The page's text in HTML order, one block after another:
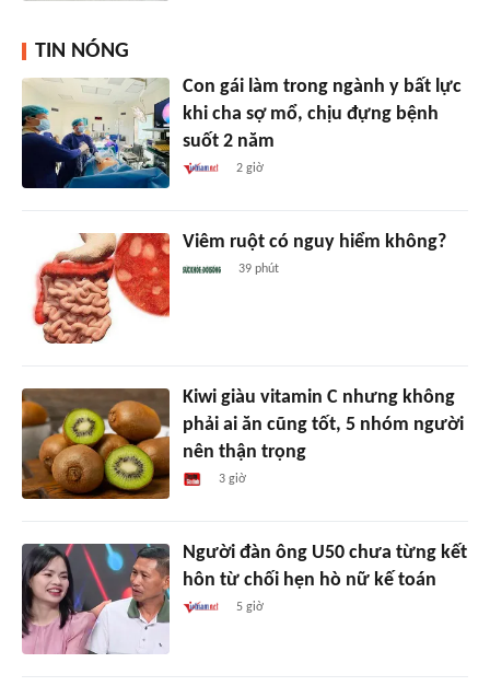
TIN NÓNG
Con gái làm trong ngành y bất lực
khi cha sợ mổ, chịu đựng bệnh
suốt 2 năm
2 giờ
Viêm ruột có nguy hiểm không?
39 phút
Kiwi giàu vitamin C nhưng không
phải ai ăn cũng tốt, 5 nhóm người
nên thận trọng
3 giờ
Người đàn ông U50 chưa từng kết
hôn từ chối hẹn hò nữ kế toán
5 giờ